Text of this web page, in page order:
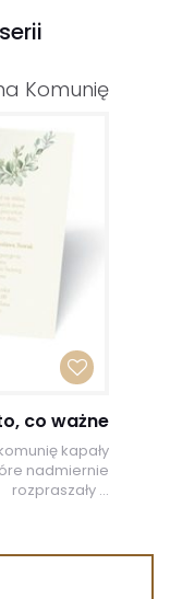
Komunię
co ważne
kapały
nadmiernie
rozpraszały ...